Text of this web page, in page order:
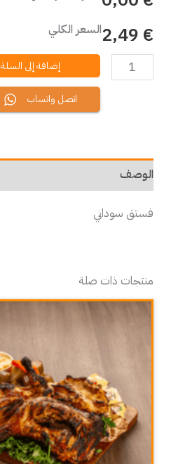
السعر الكلي € 2,49
إضافة إلى السلة
اتصل واتساب
الوصف
فستق سوداني
منتجات ذات صلة